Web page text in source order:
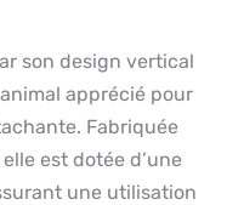
son design vertical
apprécié pour
Fabriquée
est dotée d’une
une utilisation